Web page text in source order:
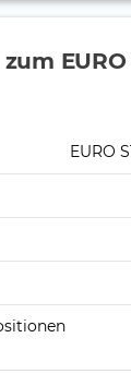
EURO
EURO